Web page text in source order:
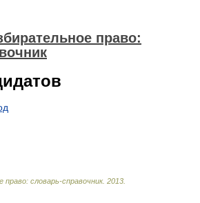
право:
право: словарь-справочник. 2013